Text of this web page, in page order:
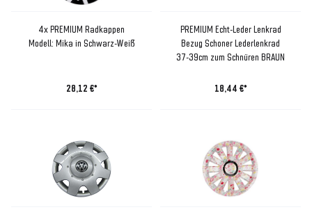
4x PREMIUM Radkappen
Modell: Mika in Schwarz-Weiß
28,12 €*
PREMIUM Echt-Leder Lenkrad
Bezug Schoner Lederlenkrad
37-39cm zum Schnüren BRAUN
18,44 €*